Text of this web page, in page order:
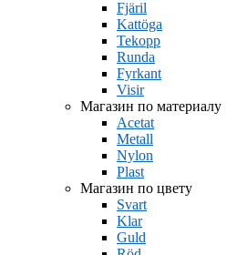
Fjäril
Kattöga
Tekopp
Runda
Fyrkant
Visir
Магазин по материалу
Acetat
Metall
Nylon
Plast
Магазин по цвету
Svart
Klar
Guld